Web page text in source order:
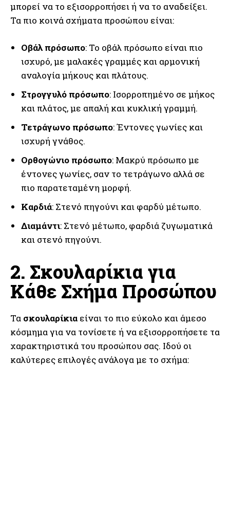
μπορεί να το εξισορροπήσει ή να το αναδείξει.
Τα πιο κοινά σχήματα προσώπου είναι:
Οβάλ πρόσωπο: Το οβάλ πρόσωπο είναι πιο
ισχυρό, με μαλακές γραμμές και αρμονική
αναλογία μήκους και πλάτους.
Στρογγυλό πρόσωπο: Ισορροπημένο σε μήκος
και πλάτος, με απαλή και κυκλική γραμμή.
Τετράγωνο πρόσωπο: Έντονες γωνίες και
ισχυρή γνάθος.
Ορθογώνιο πρόσωπο: Μακρύ πρόσωπο με
έντονες γωνίες, σαν το τετράγωνο αλλά σε
πιο παρατεταμένη μορφή.
Καρδιά: Στενό πηγούνι και φαρδύ μέτωπο.
Διαμάντι: Στενό μέτωπο, φαρδιά ζυγωματικά
και στενό πηγούνι.
2. Σκουλαρίκια για
Κάθε Σχήμα Προσώπου
Τα σκουλαρίκια είναι το πιο εύκολο και άμεσο
κόσμημα για να τονίσετε ή να εξισορροπήσετε τα
χαρακτηριστικά του προσώπου σας. Ιδού οι
καλύτερες επιλογές ανάλογα με το σχήμα: